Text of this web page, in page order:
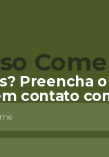
Preencha
contato